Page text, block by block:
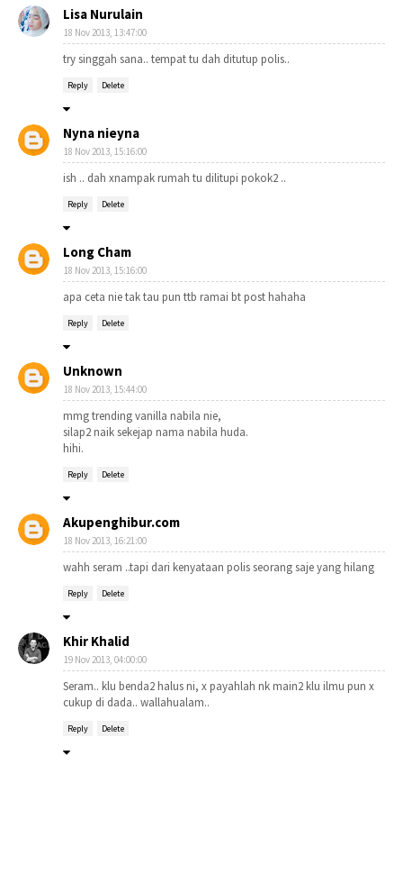
Lisa Nurulain
18 Nov 2013, 13:47:00
try singgah sana.. tempat tu dah ditutup polis..
Reply Delete
Nyna nieyna
18 Nov 2013, 15:16:00
ish .. dah xnampak rumah tu dilitupi pokok2 ..
Reply Delete
Long Cham
18 Nov 2013, 15:16:00
apa ceta nie tak tau pun ttb ramai bt post hahaha
Reply Delete
Unknown
18 Nov 2013, 15:44:00
mmg trending vanilla nabila nie,
silap2 naik sekejap nama nabila huda.
hihi.
Reply Delete
Akupenghibur.com
18 Nov 2013, 16:21:00
wahh seram ..tapi dari kenyataan polis seorang saje yang hilang
Reply Delete
Khir Khalid
19 Nov 2013, 04:00:00
Seram.. klu benda2 halus ni, x payahlah nk main2 klu ilmu pun x
cukup di dada.. wallahualam..
Reply Delete